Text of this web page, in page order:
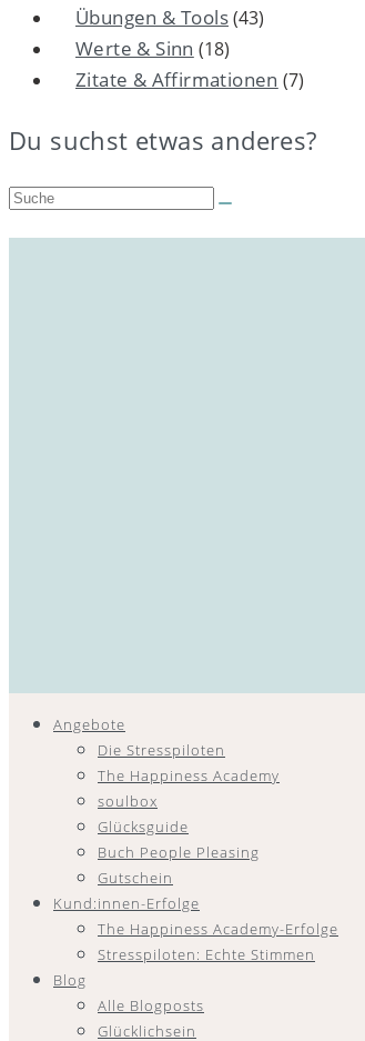
Übungen & Tools(43)
Werte & Sinn (18)
Zitate & Affirmationen (7)
Du suchst etwas anderes?
Suche:
Angebote
Die Stresspiloten
The Happiness Academy
soulbox
Glücksguide
Buch People Pleasing
Gutschein
Kund:innen-Erfolge
The Happiness Academy-Erfolge
Stresspiloten: Echte Stimmen
Blog
Alle Blogposts
Glücklichsein